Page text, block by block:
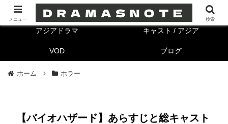
海外ドラマ キャスト/海外
アジアドラマ キャスト / アジア
VOD ブログ
ホーム ホラー
【バイオハザード】あらすじと総キャスト
メニュー 検索